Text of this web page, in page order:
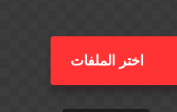
اختر الملفات